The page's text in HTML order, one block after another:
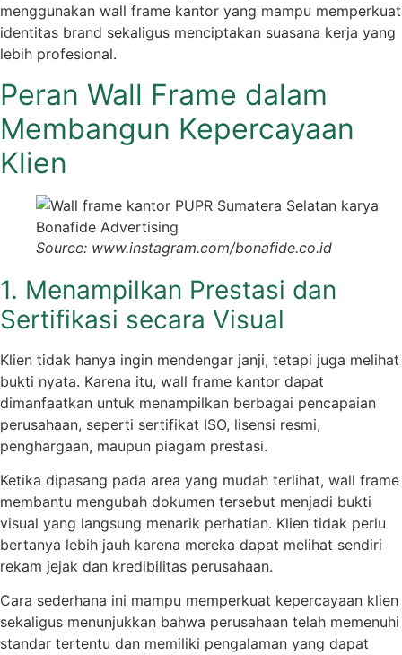
menggunakan wall frame kantor yang mampu memperkuat
identitas brand sekaligus menciptakan suasana kerja yang
lebih profesional.
Peran Wall Frame dalam
Membangun Kepercayaan
Klien
Source: www.instagram.com/bonafide.co.id
1. Menampilkan Prestasi dan
Sertifikasi secara Visual
Klien tidak hanya ingin mendengar janji, tetapi juga melihat
bukti nyata. Karena itu, wall frame kantor dapat
dimanfaatkan untuk menampilkan berbagai pencapaian
perusahaan, seperti sertifikat ISO, lisensi resmi,
penghargaan, maupun piagam prestasi.
Ketika dipasang pada area yang mudah terlihat, wall frame
membantu mengubah dokumen tersebut menjadi bukti
visual yang langsung menarik perhatian. Klien tidak perlu
bertanya lebih jauh karena mereka dapat melihat sendiri
rekam jejak dan kredibilitas perusahaan.
Cara sederhana ini mampu memperkuat kepercayaan klien
sekaligus menunjukkan bahwa perusahaan telah memenuhi
standar tertentu dan memiliki pengalaman yang dapat